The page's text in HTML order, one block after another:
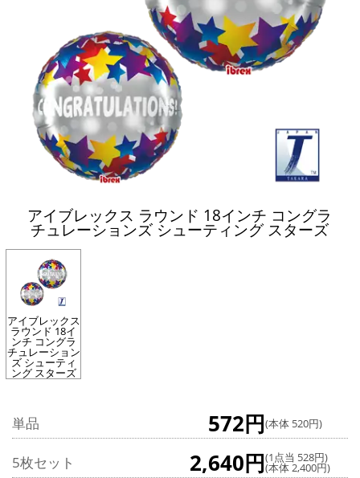
アイブレックス ラウンド 18インチ コングラ
チュレーションズ シューティング スターズ
アイブレックス
ラウンド 18イ
ンチ コングラ
チュレーション
ズ シューティ
ング スターズ
単品 572円(本体 520円)
5枚セット 2,640円(1点当 528円)
(本体 2,400円)